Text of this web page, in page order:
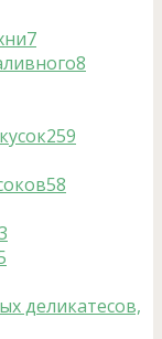
7
8
259
58
деликатесов,